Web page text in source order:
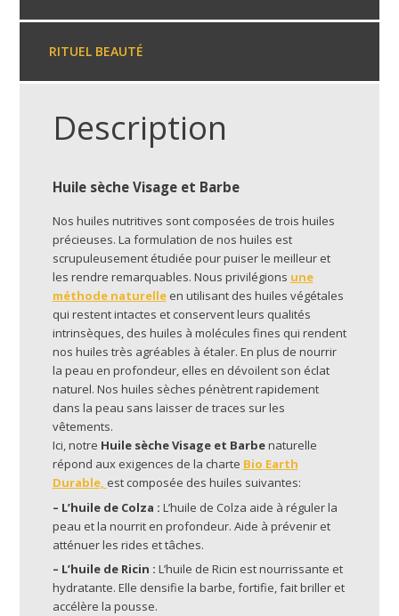
RITUEL BEAUTÉ
Description
Huile sèche Visage et Barbe
Nos huiles nutritives sont composées de trois huiles
précieuses. La formulation de nos huiles est
scrupuleusement étudiée pour puiser le meilleur et
les rendre remarquables. Nous privilégions une
méthode naturelleen utilisant des huiles végétales
qui restent intactes et conservent leurs qualités
intrinsèques, des huiles à molécules fines qui rendent
nos huiles très agréables à étaler. En plus de nourrir
la peau en profondeur, elles en dévoilent son éclat
naturel. Nos huiles sèches pénètrent rapidement
dans la peau sans laisser de traces sur les
vêtements.
Ici, notre Huile sèche Visage et Barbenaturelle
répond aux exigences de la charte Bio Earth
Durable, est composée des huiles suivantes:
– L’huile de Colza : L’huile de Colza aide à réguler la
peau et la nourrit en profondeur. Aide à prévenir et
atténuer les rides et tâches.
– L’huile de Ricin : L’huile de Ricin est nourrissante et
hydratante. Elle densifie la barbe, fortifie, fait briller et
accélère la pousse.